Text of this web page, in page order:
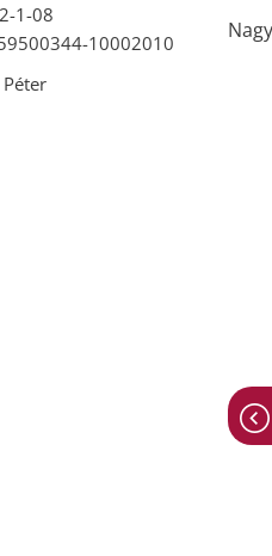
1-08
10002010